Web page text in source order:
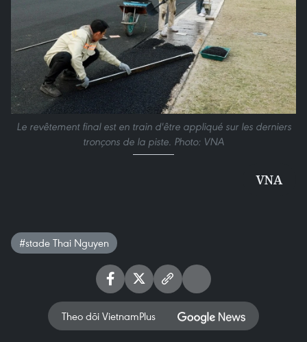
Le revêtement final est en train d'être appliqué sur les derniers
tronçons de la piste. Photo: VNA
VNA
#stade Thai Nguyen
Theo dõi VietnamPlus